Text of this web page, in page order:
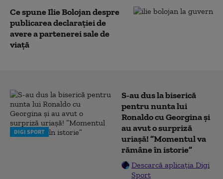
Ce spune Ilie Bolojan despre
publicarea declarației de
avere a partenerei sale de
viață
DIGI SPORT
S-au dus la biserică
pentru nunta lui
Ronaldo cu Georgina și
au avut o surpriză
uriașă! ”Momentul va
rămâne în istorie”
Descarcă aplicația Digi
Sport